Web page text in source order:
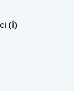
(ℹ︎)